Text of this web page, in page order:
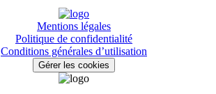
Mentions légales
Politique de confidentialité
Conditions générales d’utilisation
Gérer les cookies